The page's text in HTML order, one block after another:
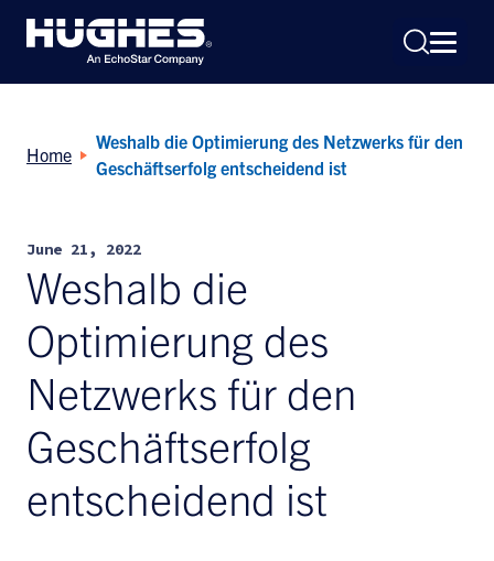
for:
Home
Weshalb die Optimierung des Netzwerks für den
Geschäftserfolg entscheidend ist
June 21, 2022
Weshalb die
Optimierung des
Netzwerks für den
Geschäftserfolg
entscheidend ist